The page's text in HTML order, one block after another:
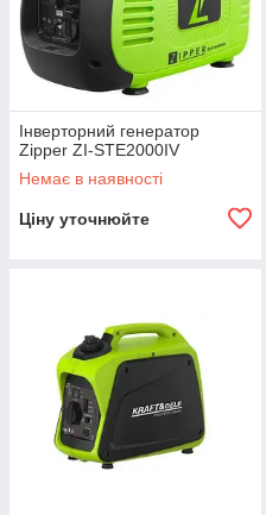
Інверторний генератор
Zipper ZI-STE2000IV
Немає в наявності
Ціну уточнюйте